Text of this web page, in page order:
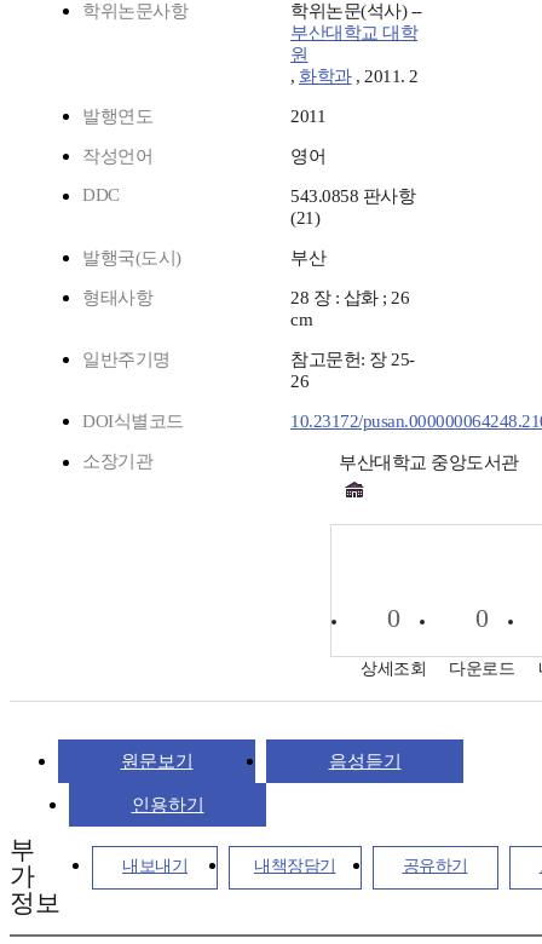
학위논문사항
학위논문(석사) --
부산대학교 대학
원
, 화학과, 2011. 2
발행연도 2011
작성언어
영어
DDC
543.0858 판사항
(21)
발행국(도시) 부산
형태사항
28 장 : 삽화 ; 26
cm
일반주기명
참고문헌: 장 25-
26
DOI식별코드 10.23172/
소장기관 부산대학교 중앙도서관
0
상세조회
0
다운로드
원문보기 음성듣기
인용하기
내보내기 내책장담기 공유하기
부
가
정보